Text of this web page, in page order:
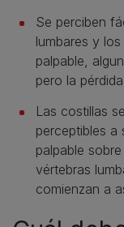
Se perciben
lumbares y
palpable,
pero la
Las costillas
perceptibles a
palpable
vértebras
comienzan a